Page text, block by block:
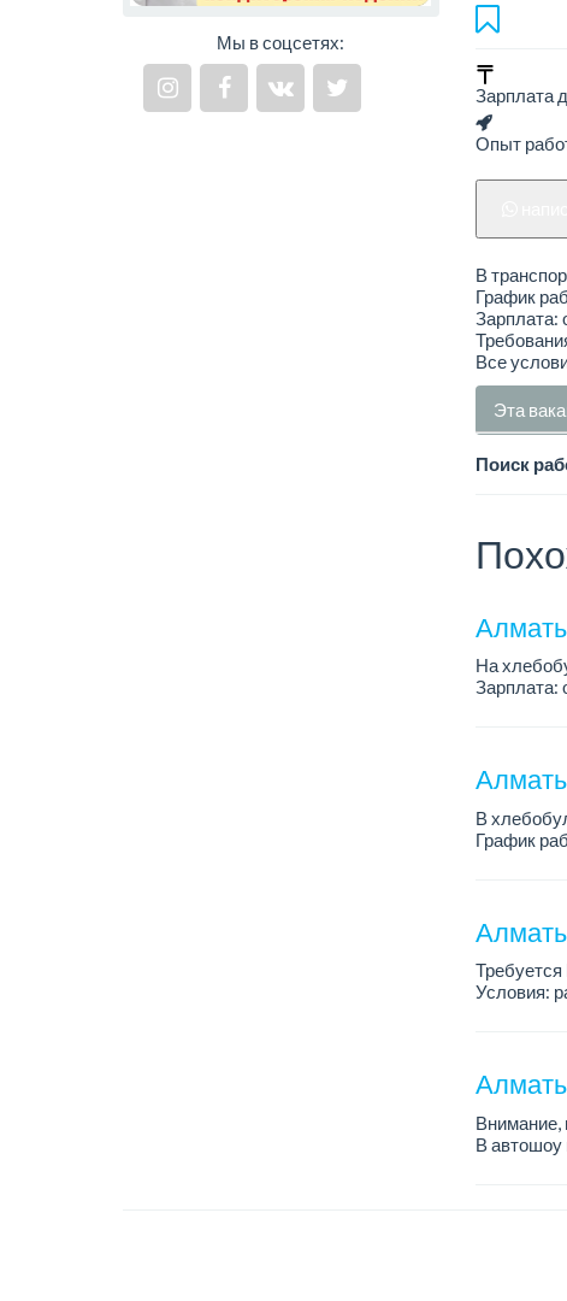
Мы в соцсетях:
Зарплата
Опыт
В
График
Зарплата:
Все
Эта
Поиск
На
Зарплата:
В
График
Требуется
Условия:
Внимание,
В автошоу